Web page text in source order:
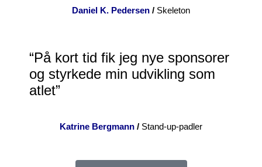
Daniel K. Pedersen / Skeleton
“På kort tid fik jeg nye sponsorer
og styrkede min udvikling som
atlet”
Katrine Bergmann / Stand-up-padler